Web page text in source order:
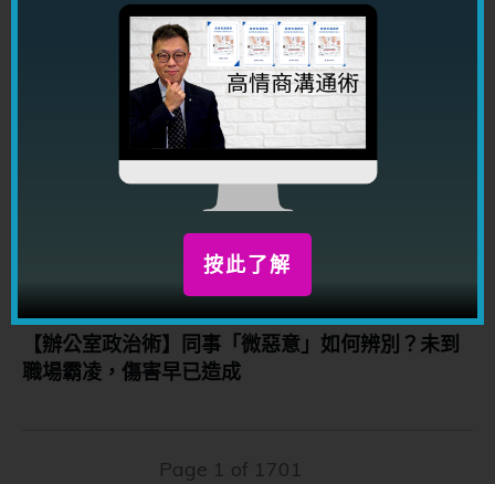
【情到龍匙】職場生存｜兩派鬥爭如何不站錯邊？
【辦公室政治術】同事「微惡意」如何辨別？未到
職場霸凌，傷害早已造成
Page 1 of 1701
按此了解